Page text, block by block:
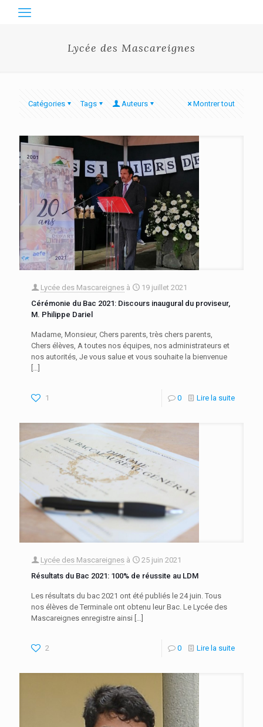
Lycée des Mascareignes
Catégories Tags Auteurs Montrer tout
Lycée des Mascareignes à
19 juillet 2021
Cérémonie du Bac 2021: Discours inaugural du proviseur,
M. Philippe Dariel
Madame, Monsieur, Chers parents, très chers parents,
Chers élèves, A toutes nos équipes, nos administrateurs et
nos autorités, Je vous salue et vous souhaite la bienvenue
[…]
1 0 Lire la suite
Lycée des Mascareignes à
25 juin 2021
Résultats du Bac 2021: 100% de réussite au LDM
Les résultats du bac 2021 ont été publiés le 24 juin. Tous
nos élèves de Terminale ont obtenu leur Bac. Le Lycée des
Mascareignes enregistre ainsi
2 0 Lire la suite